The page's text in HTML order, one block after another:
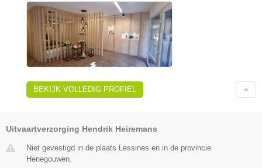
BEKIJK VOLLEDIG PROFIEL
Uitvaartverzorging Hendrik Heiremans
Niet gevestigd in de plaats Lessines en in de provincie
Henegouwen.